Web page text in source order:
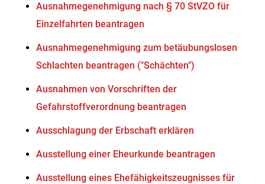
Ausnahmegenehmigung nach § 70 StVZO für
Einzelfahrten beantragen
Ausnahmegenehmigung zum betäubungslosen
Schlachten beantragen ("Schächten")
Ausnahmen von Vorschriften der
Gefahrstoffverordnung beantragen
Ausschlagung der Erbschaft erklären
Ausstellung einer Eheurkunde beantragen
Ausstellung eines Ehefähigkeitszeugnisses für